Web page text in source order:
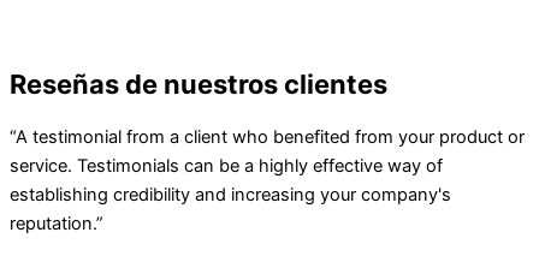
Reseñas de nuestros clientes
“A testimonial from a client who benefited from your product or
service. Testimonials can be a highly effective way of
establishing credibility and increasing your company's
reputation.”